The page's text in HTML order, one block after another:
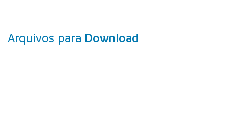
Arquivos para Download